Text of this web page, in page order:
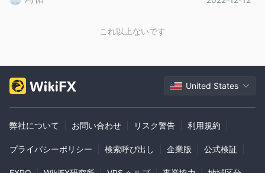
長所短所
どの取引商品で取引できるかXCM Markets
します。
する XCM Marketsデモ口座を提供しますか？
はい、 XCM Marketsデモ口座を提供しています。
利用可能な最大レバレッジはいくらですか?
XCM Markets使用できる最大取引レバレッジは最大 1:400 であ
これ以上ないです
United States
弊社について お問い合わせ リスク警告 利用規約
プライバシーポリシー 検索呼び出し 企業版 公式検証